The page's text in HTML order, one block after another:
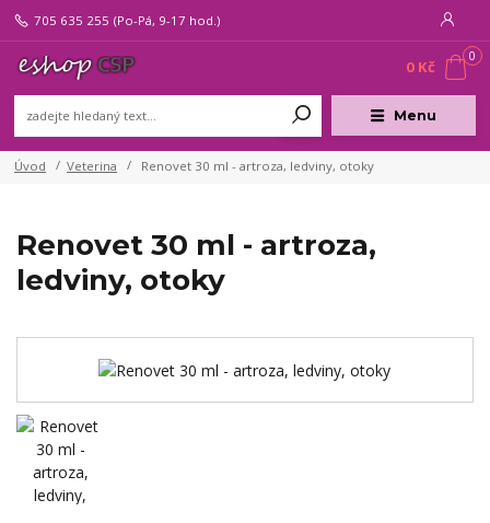
Menu
705 635 255 (Po-Pá, 9-17 hod.)
0
0 Kč
Úvod Veterina Renovet 30 ml - artroza, ledviny, otoky
Renovet 30 ml - artroza,
ledviny, otoky